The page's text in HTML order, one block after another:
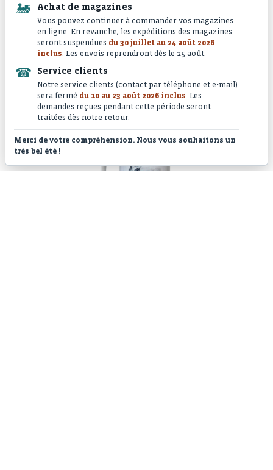
Mug céramique – Poisson Coq
🚂 Achat de magazines
Vous pouvez continuer à commander vos magazines
en ligne. En revanche, les expéditions des magazines
seront suspendues du 30 juillet au 24 août 2026
inclus. Les envois reprendront dès le 25 août.
☎ Service clients
Notre service clients (contact par téléphone et e-mail)
sera fermé du 10 au 23 août 2026 inclus. Les
demandes reçues pendant cette période seront
traitées dès notre retour.
Merci de votre compréhension. Nous vous souhaitons un
très bel été !